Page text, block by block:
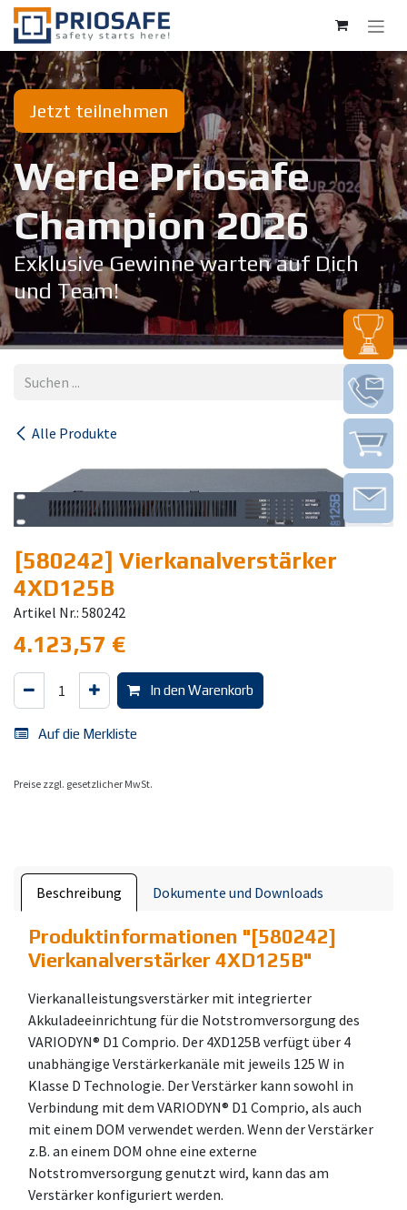
Zum Inhalt springen
Jetzt teilnehmen
Werde Priosafe
Champion 20​26
Exklusive Gewinne warten auf Dich
und Team!
Alle Produkte
[580242] Vierkanalverstärker
4XD125B
Artikel Nr.: 580242
4.123,57 €
In den Warenkorb
Auf die Merkliste
Preise zzgl. gesetzlicher MwSt.
Beschreibung Dokumente und Downloads
Produktinformationen " [580242]
Vierkanalverstärker 4XD125B"
Vierkanalleistungsverstärker mit integrierter
Akkuladeeinrichtung für die Notstromversorgung des
VARIODYN® D1 Comprio. Der 4XD125B verfügt über 4
unabhängige Verstärkerkanäle mit jeweils 125 W in
Klasse D Technologie. Der Verstärker kann sowohl in
Verbindung mit dem VARIODYN® D1 Comprio, als auch
mit einem DOM verwendet werden. Wenn der Verstärker
z.B. an einem DOM ohne eine externe
Notstromversorgung genutzt wird, kann das am
Verstärker konfiguriert werden.